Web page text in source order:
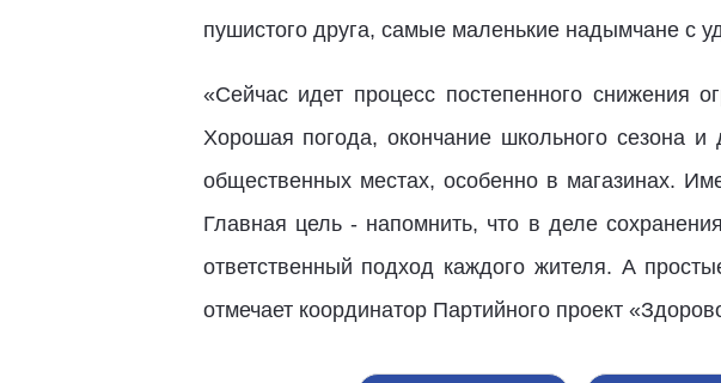
пушистого друга, самые маленькие надымчане с
«Сейчас идет процесс постепенного снижения
Хорошая погода, окончание школьного сезона
общественных местах, особенно в магазинах.
Главная цель - напомнить, что в деле
ответственный подход каждого жителя. А
отмечает координатор Партийного проект